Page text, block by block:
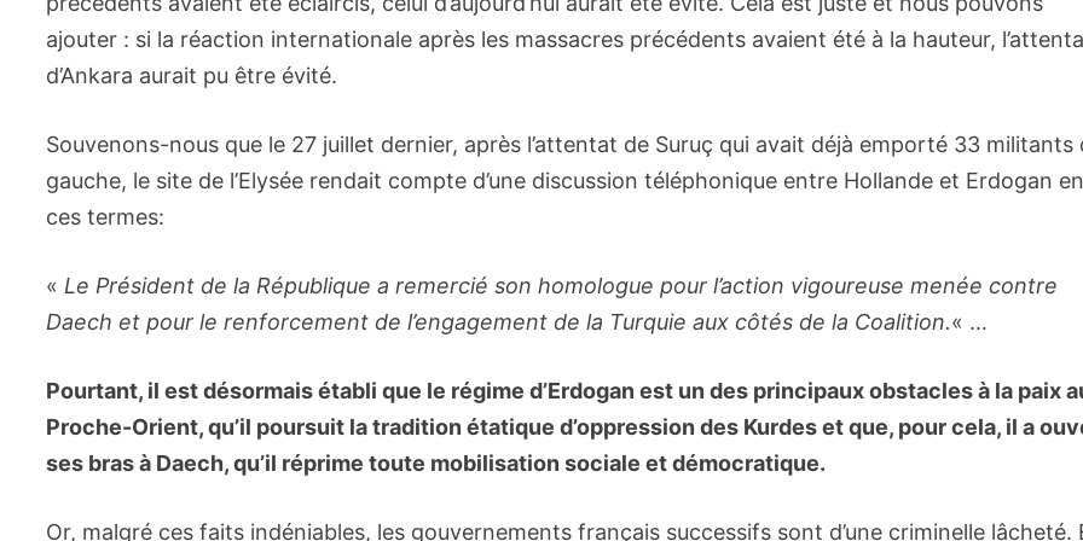
ajouter : si la réaction internationale après les massacres précédents avaient été à la hauteur,
d’Ankara aurait pu être évité.
Souvenons-nous que le 27 juillet dernier, après l’attentat de Suruç qui avait déjà emporté 33 militants
gauche, le site de l’Elysée rendait compte d’une discussion téléphonique entre Hollande et Erdogan en
ces termes:
« Le Président de la République a remercié son homologue pour l’action vigoureuse menée contre
Daech et pour le renforcement de l’engagement de la Turquie aux côtés de la Coalition.« …
Pourtant, il est désormais établi que le régime d’Erdogan est un des principaux obstacles à la paix
Proche-Orient, qu’il poursuit la tradition étatique d’oppression des Kurdes et que, pour cela, il a
ses bras à Daech, qu’il réprime toute mobilisation sociale et démocratique.
Or, malgré ces faits indéniables, les gouvernements français successifs sont d’une criminelle lâcheté.